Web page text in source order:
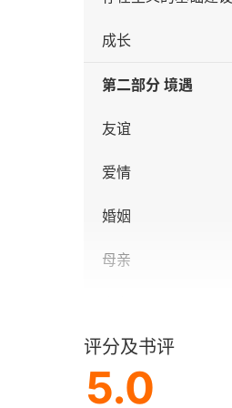
成长
第二部分 境遇
友谊
爱情
婚姻
母亲
死亡
第三部分 实现自我
评分及书评
5.0